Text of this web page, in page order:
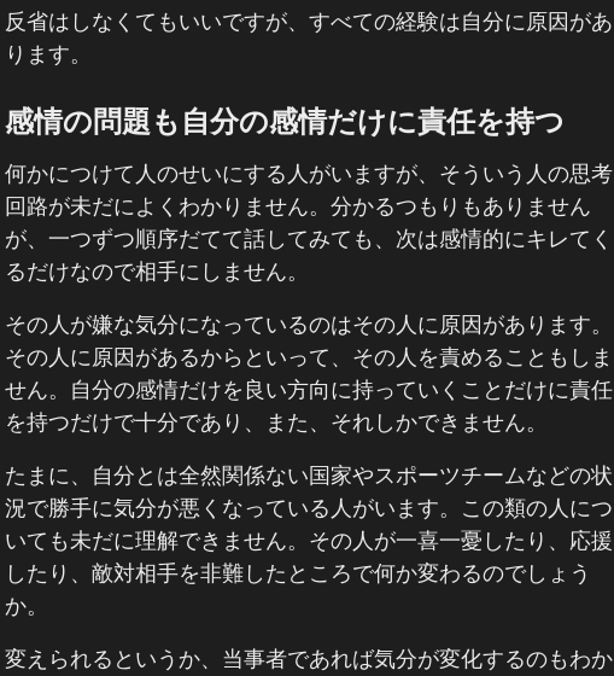
反省はしなくてもいいですが、すべての経験は自分に原因があ
ります。
感情の問題も自分の感情だけに責任を持つ
何かにつけて人のせいにする人がいますが、そういう人の思考
回路が未だによくわかりません。分かるつもりもありません
が、一つずつ順序だてて話してみても、次は感情的にキレてく
るだけなので相手にしません。
その人が嫌な気分になっているのはその人に原因があります。
その人に原因があるからといって、その人を責めることもしま
せん。自分の感情だけを良い方向に持っていくことだけに責任
を持つだけで十分であり、また、それしかできません。
たまに、自分とは全然関係ない国家やスポーツチームなどの状
況で勝手に気分が悪くなっている人がいます。この類の人につ
いても未だに理解できません。その人が一喜一憂したり、応援
したり、敵対相手を非難したところで何か変わるのでしょう
か。
変えられるというか、当事者であれば気分が変化するのもわか